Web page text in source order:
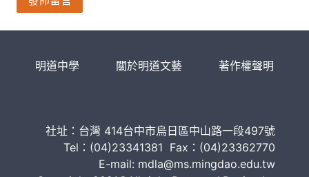
明道中學 關於明道文藝 著作權聲明
社址：台灣 414台中市烏日區中山路一段497號
Tel：(04)23341381 Fax：(04)23362770
E-mail: mdla@ms.mingdao.edu.tw